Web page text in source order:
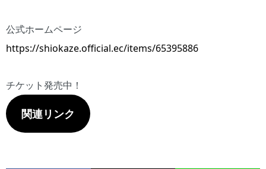
公式ホームページ
https://shiokaze.official.ec/items/65395886
チケット発売中！
関連リンク